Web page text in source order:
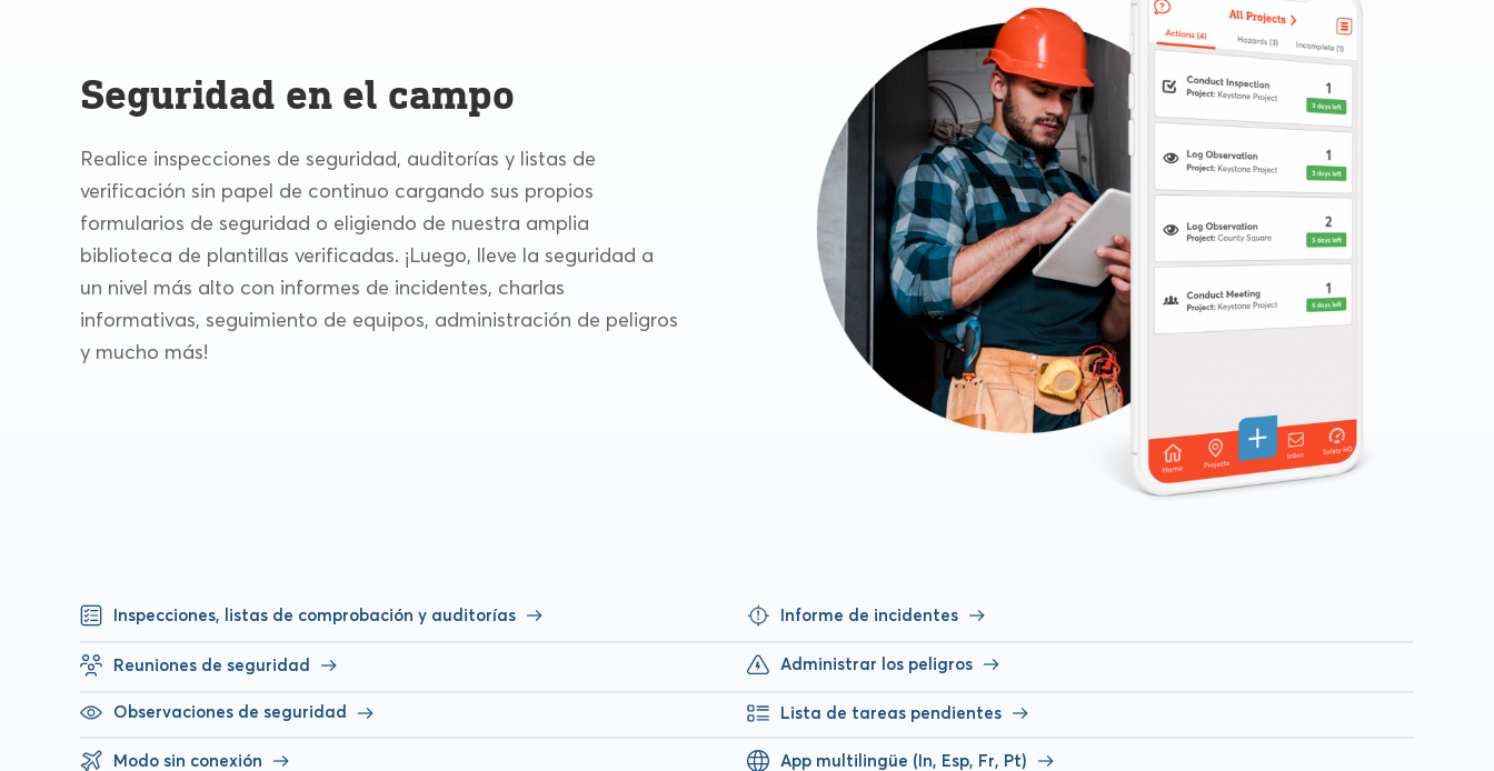
Seguridad en el campo
Realice inspecciones de seguridad, auditorías y listas de
verificación sin papel de continuo cargando sus propios
formularios de seguridad o eligiendo de nuestra amplia
biblioteca de plantillas verificadas. ¡Luego, lleve la seguridad a
un nivel más alto con informes de incidentes, charlas
informativas, seguimiento de equipos, administración de peligros
y mucho más!
Inspecciones, listas de comprobación y auditorías Informe de incidentes
Reuniones de seguridad Administrar los peligros
Observaciones de seguridad Lista de tareas pendientes
Modo sin conexión App multilingüe (In, Esp, Fr, Pt)